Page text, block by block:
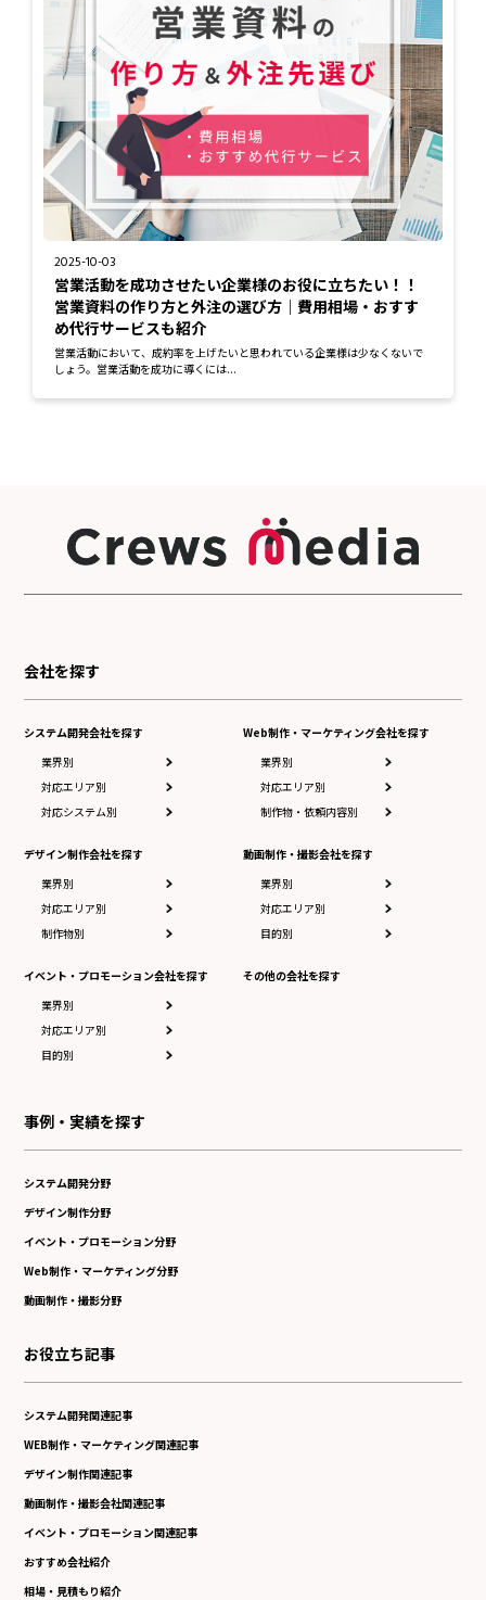
2025-10-03
営業活動を成功させたい企業様のお役に立ちたい！！
営業資料の作り方と外注の選び方｜費用相場・おすす
め代行サービスも紹介
営業活動において、成約率を上げたいと思われている企業様は少なくないで
しょう。営業活動を成功に導くには...
会社を探す
システム開発会社を探す
業界別
対応エリア別
対応システム別
デザイン制作会社を探す
業界別
対応エリア別
制作物別
イベント・プロモーション会社を探す
業界別
対応エリア別
目的別
Web制作・マーケティング会社を探す
業界別
対応エリア別
制作物・依頼内容別
動画制作・撮影会社を探す
業界別
対応エリア別
目的別
その他の会社を探す
事例・実績を探す
システム開発分野
デザイン制作分野
イベント・プロモーション分野
Web制作・マーケティング分野
動画制作・撮影分野
お役立ち記事
システム開発関連記事
WEB制作・マーケティング関連記事
デザイン制作関連記事
動画制作・撮影会社関連記事
イベント・プロモーション関連記事
おすすめ会社紹介
相場・見積もり紹介